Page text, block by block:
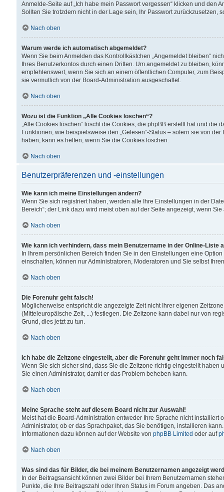
Anmelde-Seite auf „Ich habe mein Passwort vergessen“ klicken und
Sollten Sie trotzdem nicht in der Lage sein, Ihr Passwort zurückzusetzen,
Nach oben
Warum werde ich automatisch abgemeldet?
Wenn Sie beim Anmelden das Kontrollkästchen „Angemeldet bleiben“
Ihres Benutzerkontos durch einen Dritten. Um angemeldet zu bleiben,
empfehlenswert, wenn Sie sich an einem öffentlichen Computer, zum
sie vermutlich von der Board-Administration ausgeschaltet.
Nach oben
Wozu ist die Funktion „Alle Cookies löschen“?
„Alle Cookies löschen“ löscht die Cookies, die phpBB erstellt hat und
Funktionen, wie beispielsweise den „Gelesen“-Status – sofern sie von
haben, kann es helfen, wenn Sie die Cookies löschen.
Nach oben
Benutzerpräferenzen und -einstellungen
Wie kann ich meine Einstellungen ändern?
Wenn Sie sich registriert haben, werden alle Ihre Einstellungen in der
Bereich“; der Link dazu wird meist oben auf der Seite angezeigt, wenn
Nach oben
Wie kann ich verhindern, dass mein Benutzername in der Online-Liste
In Ihrem persönlichen Bereich finden Sie in den Einstellungen eine
einschalten, können nur Administratoren, Moderatoren und Sie selbst
Nach oben
Die Forenuhr geht falsch!
Möglicherweise entspricht die angezeigte Zeit nicht Ihrer eigenen
(Mitteleuropäische Zeit, ...) festlegen. Die Zeitzone kann dabei nur von
Grund, dies jetzt zu tun.
Nach oben
Ich habe die Zeitzone eingestellt, aber die Forenuhr geht immer noch
Wenn Sie sich sicher sind, dass Sie die Zeitzone richtig eingestellt
Sie einen Administrator, damit er das Problem beheben kann.
Nach oben
Meine Sprache steht auf diesem Board nicht zur Auswahl!
Meist hat die Board-Administration entweder Ihre Sprache nicht
Administrator, ob er das Sprachpaket, das Sie benötigen, installieren
Informationen dazu können auf der Website von phpBB Limited oder auf
Nach oben
Was sind das für Bilder, die bei meinem Benutzernamen angezeigt
In der Beitragsansicht können zwei Bilder bei Ihrem Benutzernamen
Punkte, die Ihre Beitragszahl oder Ihren Status im Forum angeben. Das